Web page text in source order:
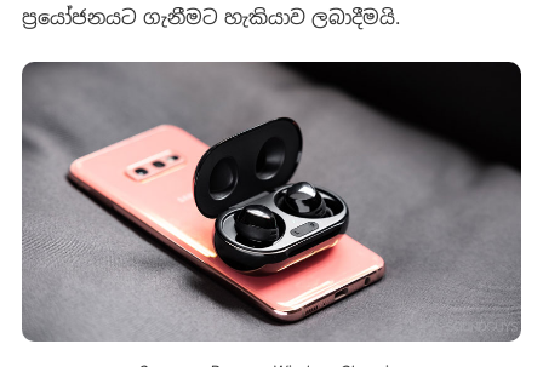
ප්‍රයෝජනයට ගැනීමට හැකියාව ලබාදීමයි.